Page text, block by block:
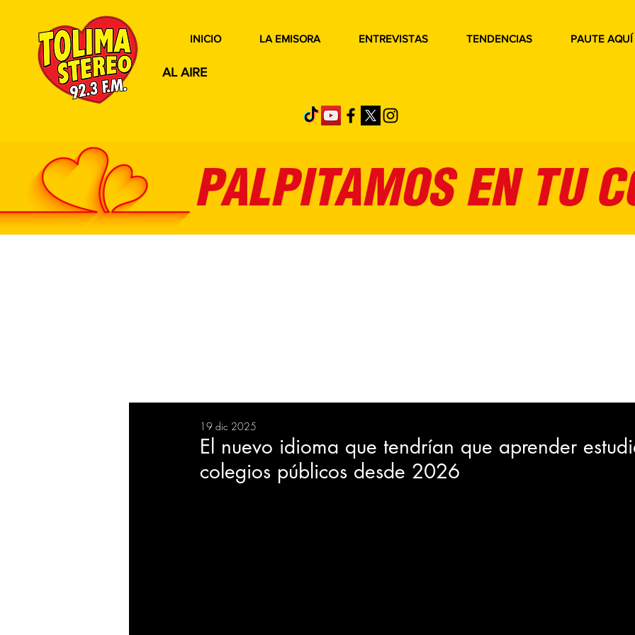
AL AIRE
INICIO LA EMISORA ENTREVISTAS TENDENCIAS PAUTE AQUÍ
BIENESTAR EVENTOS
TECNOLOGIA
El nuevo idioma que tendrían que aprender
colegios públicos desde 2026
19 dic 2025